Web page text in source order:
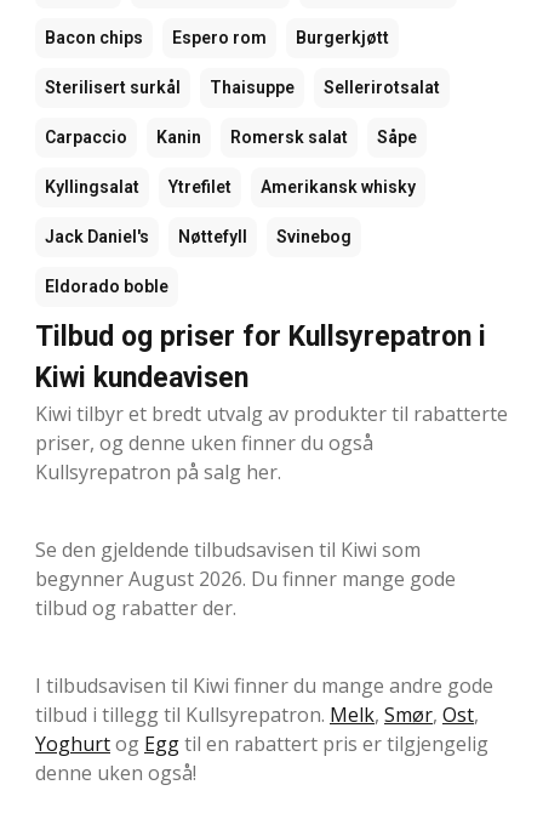
Bacon chips Espero rom Burgerkjøtt
Sterilisert surkål Thaisuppe Sellerirotsalat
Carpaccio Kanin Romersk salat Såpe
Kyllingsalat Ytrefilet Amerikansk whisky
Jack Daniel's Nøttefyll Svinebog
Eldorado boble
Tilbud og priser for Kullsyrepatron i
Kiwi kundeavisen
Kiwi tilbyr et bredt utvalg av produkter til rabatterte
priser, og denne uken finner du også
Kullsyrepatron på salg her.
Se den gjeldende tilbudsavisen til Kiwi som
begynner August 2026. Du finner mange gode
tilbud og rabatter der.
I tilbudsavisen til Kiwi finner du mange andre gode
tilbud i tillegg til Kullsyrepatron. Melk, Smør, Ost,
Yoghurtog Eggtil en rabattert pris er tilgjengelig
denne uken også!